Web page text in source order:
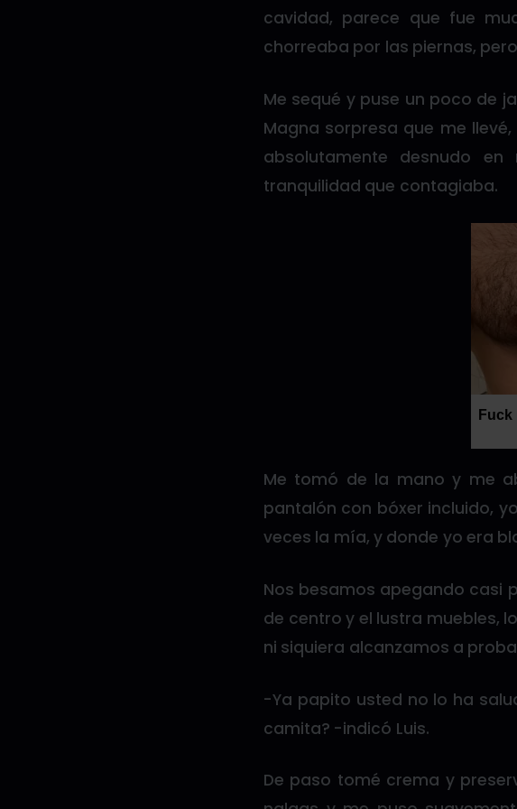
cavidad, parece que fue
chorreaba por las piernas,
Me sequé y puse un poco de
Magna sorpresa que me
absolutamente desnudo
tranquilidad que contagiaba.
Me tomó de la mano y me
pantalón con bóxer incluido,
veces la mía, y donde yo era
Nos besamos apegando casi
de centro y el lustra muebles,
ni siquiera alcanzamos a
-Ya papito usted no lo ha
camita? -indicó Luis.
De paso tomé crema y